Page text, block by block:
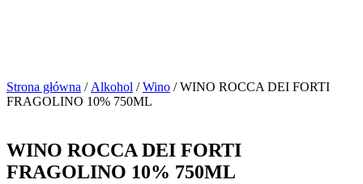
Strona główna / Alkohol /Wino / WINO ROCCA DEI FORTI
FRAGOLINO 10% 750ML
WINO ROCCA DEI FORTI
FRAGOLINO 10% 750ML